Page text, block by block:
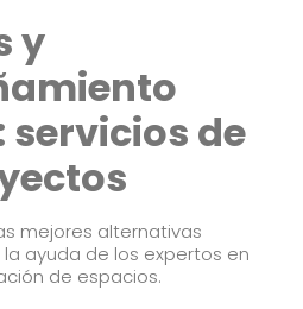
y
de
mejores alternativas
ayuda de los expertos en
de espacios.